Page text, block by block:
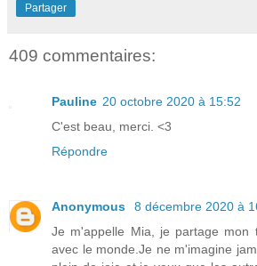
Partager
409 commentaires:
Pauline 20 octobre 2020 à 15:52
C'est beau, merci. <3
Répondre
Anonymous
8 décembre 2020 à
Je m'appelle Mia, je partage mon
avec le monde.Je ne m'imagine